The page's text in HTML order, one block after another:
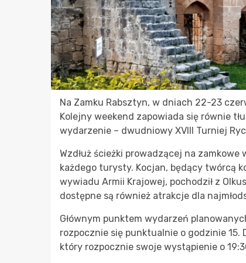
Na Zamku Rabsztyn, w dniach 22-23
Kolejny weekend zapowiada się równie
wydarzenie – dwudniowy XVIII Turniej
Wzdłuż ścieżki prowadzącej na
każdego turysty. Kocjan, będący twórcą
wywiadu Armii Krajowej, pochodził z
dostępne są również atrakcje dla
Głównym punktem wydarzeń
rozpocznie się punktualnie o godzinie
który rozpocznie swoje wystąpienie o